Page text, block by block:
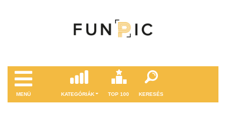
MENÜ KATEGÓRIÁK TOP 100 KERESÉS